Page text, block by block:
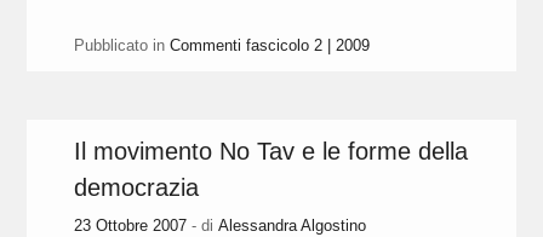
Pubblicato in Commenti fascicolo 2 | 2009
Il movimento No Tav e le forme della
democrazia
23 Ottobre 2007 - di Alessandra Algostino